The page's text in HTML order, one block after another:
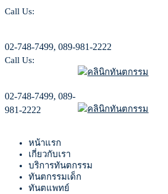
Call Us:
02-748-7499, 089-981-2222
Call Us:
02-748-7499, 089-
981-2222
หน้าแรก
เกี่ยวกับเรา
บริการทันตกรรม
ทันตกรรมเด็ก
ทันตแพทย์